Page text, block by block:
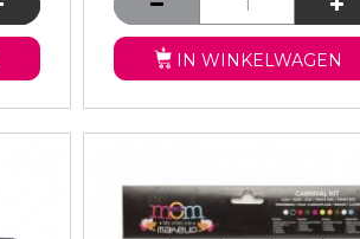
IN WINKELWAGEN